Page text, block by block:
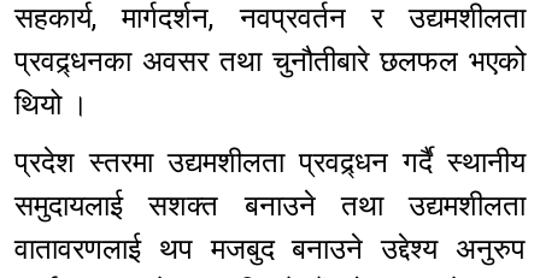
सहकार्य, मार्गदर्शन, नवप्रवर्तन र उद्यमशीलता
प्रवद्र्धनका अवसर तथा चुनौतीबारे छलफल भएको
थियो ।
प्रदेश स्तरमा उद्यमशीलता प्रवद्र्धन गर्दै स्थानीय
समुदायलाई सशक्त बनाउने तथा उद्यमशीलता
वातावरणलाई थप मजबुद बनाउने उद्देश्य अनुरुप